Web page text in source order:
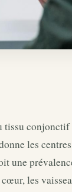
conjonctif
les
une
les